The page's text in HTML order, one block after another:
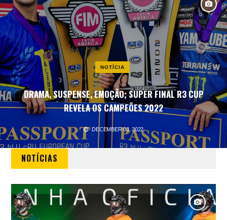
NOTÍCIA
DRAMA, SUSPENSE, EMOÇÃO; SUPER FINAL R3 CUP
REVELA OS CAMPEÕES 2022
DECEMBER 03, 2022
NOTÍCIAS